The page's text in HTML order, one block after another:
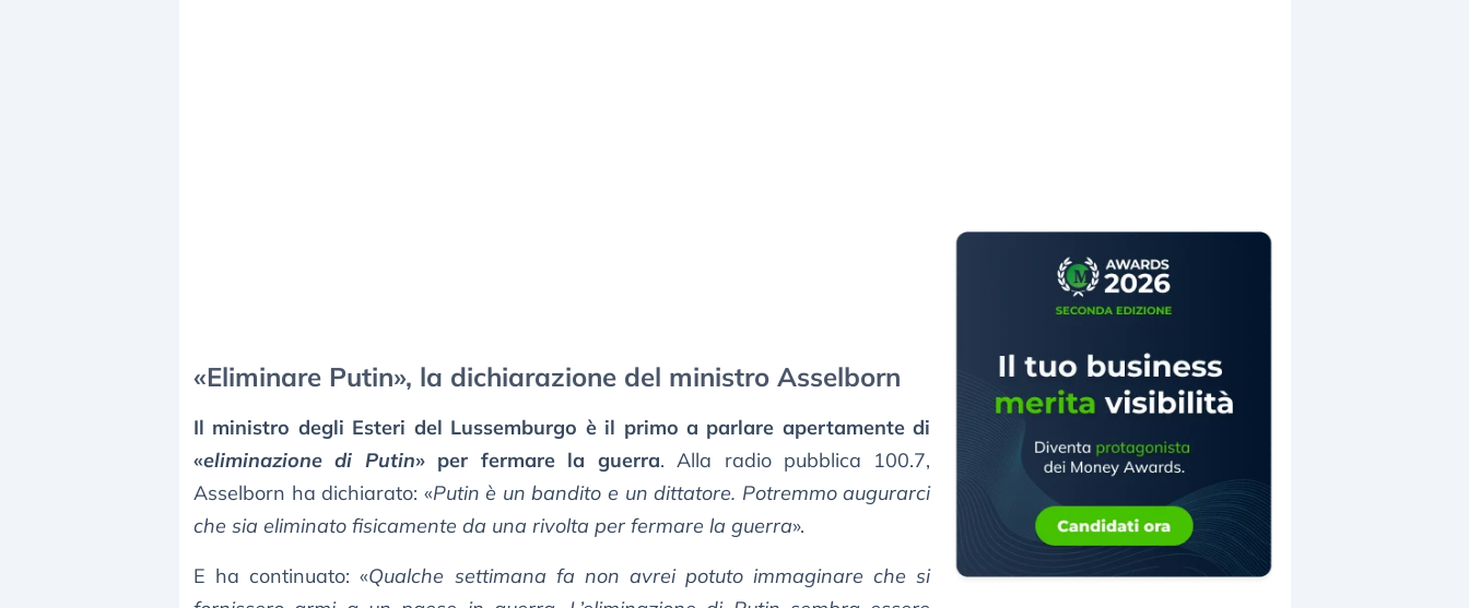
«Eliminare Putin», la dichiarazione del ministro Asselborn
Il ministro degli Esteri del Lussemburgo è il primo a parlare apertamente di
«eliminazione di Putin» per fermare la guerra. Alla radio pubblica 100.7,
Asselborn ha dichiarato: «Putin è un bandito e un dittatore. Potremmo augurarci
che sia eliminato fisicamente da una rivolta per fermare la guerra».
E ha continuato: «Qualche settimana fa non avrei potuto immaginare che si